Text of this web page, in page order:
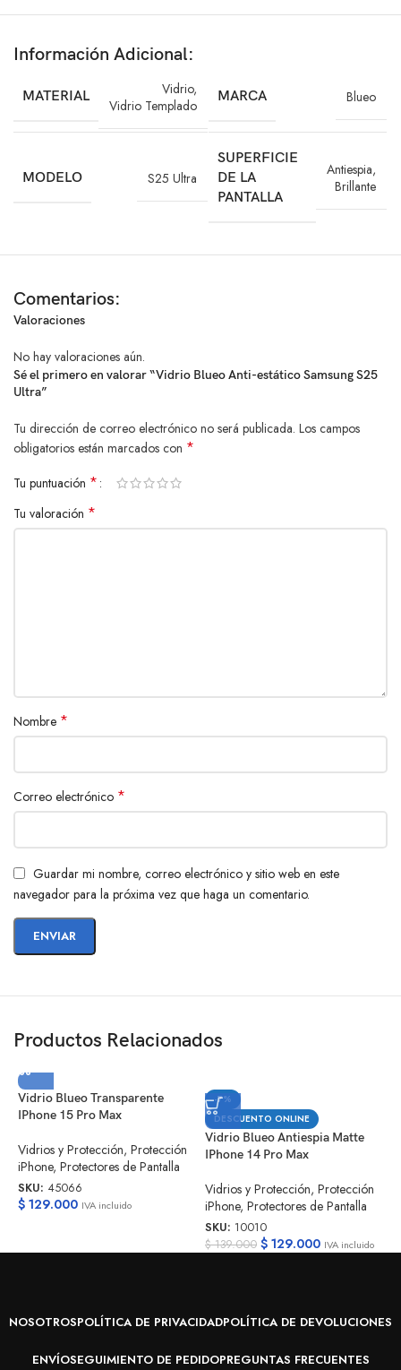
su tecnología de vanguardia y su resistencia superior, es el
ahora mismo y experimenta la diferencia!
Información Adicional:
MATERIAL Vidrio,
Vidrio Templado
MARCA Blueo
MODELO S25 Ultra
SUPERFICIE
DE LA
PANTALLA
Antiespia,
Brillante
Comentarios:
Valoraciones
No hay valoraciones aún.
Sé el primero en valorar “Vidrio Blueo Anti-estático Samsung S25
Ultra”
Tu dirección de correo electrónico no será publicada. Los campos
obligatorios están marcados con *
Tu puntuación *
Tu valoración *
Nombre *
Correo electrónico *
Guardar mi nombre, correo electrónico y sitio web en este
navegador para la próxima vez que haga un comentario.
Productos Relacionados
Vidrio Blueo Transparente
IPhone 15 Pro Max
Vidrios y Protección, Protección
iPhone, Protectores de Pantalla
SKU: 45066
$ 129.000 IVA incluido
-7%
DESCUENTO ONLINE
Vidrio Blueo Antiespia Matte
IPhone 14 Pro Max
Vidrios y Protección, Protección
iPhone, Protectores de Pantalla
SKU: 10010
$139.000 $129.000 IVA incluido
NOSOTROSPOLÍTICA DE PRIVACIDADPOLÍTICA DE DEVOLUCIONES
ENVÍOSEGUIMIENTO DE PEDIDOPREGUNTAS FRECUENTES